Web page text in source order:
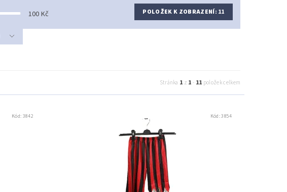
100 Kč POLOŽEK K ZOBRAZENÍ: 11
Stránka 1 z 1 - 11 položek celkem
Kód: 3842 Kód:3854